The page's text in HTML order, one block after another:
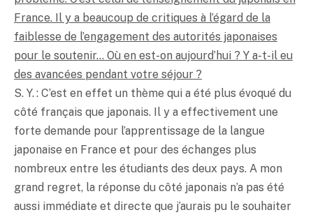
France. Il y a beaucoup de critiques à l’égard de la
faiblesse de l’engagement des autorités japonaises
pour le soutenir… Où en est-on aujourd’hui ? Y a-t-il eu
des avancées pendant votre séjour ?
S. Y. : C’est en effet un thème qui a été plus évoqué du
côté français que japonais. Il y a effectivement une
forte demande pour l’apprentissage de la langue
japonaise en France et pour des échanges plus
nombreux entre les étudiants des deux pays. A mon
grand regret, la réponse du côté japonais n’a pas été
aussi immédiate et directe que j’aurais pu le souhaiter